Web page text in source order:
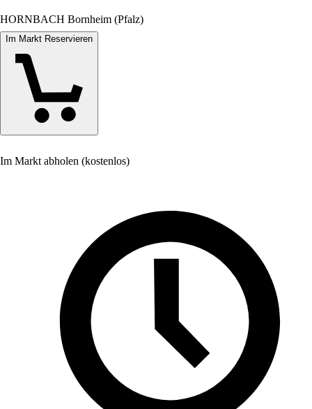
HORNBACH Bornheim (Pfalz)
Im Markt Reservieren
Im Markt abholen (kostenlos)